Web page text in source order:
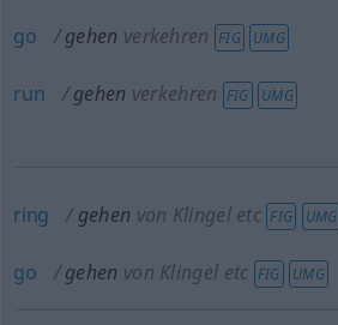
go gehen verkehren FIG UMG
run gehen verkehren FIG UMG
ring gehen von Klingel etc FIG UMG
go gehen von Klingel etc FIG UMG